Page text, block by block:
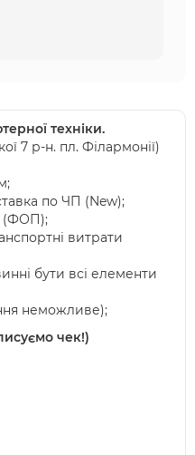
техніки.
7 р-н. пл. Філармонії)
по ЧП (New);
(ФОП);
витрати
бути всі елементи
неможливе);
чек!)